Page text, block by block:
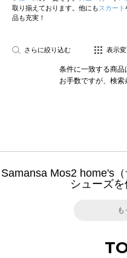
取り揃えております。他にも スカート
品も充実！
さらに絞り込む 表示変
条件に一致する商品
お手数ですが、検索
Samansa Mos2 home's
シューズ
も